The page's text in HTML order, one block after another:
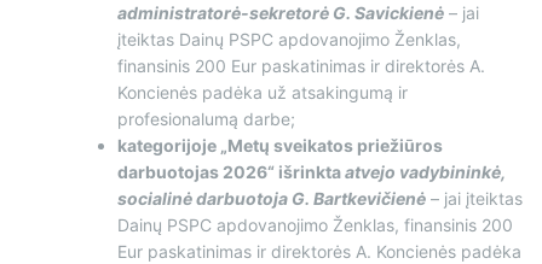
administratorė-sekretorė G. Savickienė – jai
įteiktas Dainų PSPC apdovanojimo Ženklas,
finansinis 200 Eur paskatinimas ir direktorės A.
Koncienės padėka už atsakingumą ir
profesionalumą darbe;
kategorijoje „Metų sveikatos priežiūros
darbuotojas 2026“ išrinktaatvejo vadybininkė,
socialinė darbuotoja G. Bartkevičienė – jai įteiktas
Dainų PSPC apdovanojimo Ženklas, finansinis 200
Eur paskatinimas ir direktorės A. Koncienės padėka